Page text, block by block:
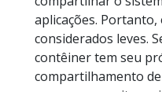
aplicações.
considerados leves.
contêiner tem seu
compartilhamento